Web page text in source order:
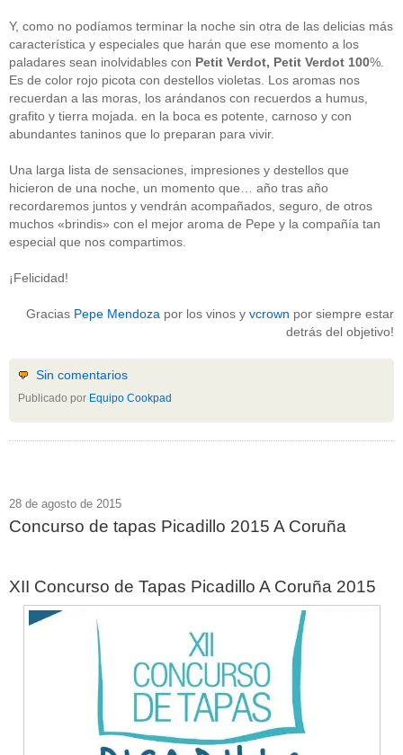
Y, como no podíamos terminar la noche sin otra de las delicias más
característica y especiales que harán que ese momento a los
paladares sean inolvidables con Petit Verdot, Petit Verdot 100%.
Es de color rojo picota con destellos violetas. Los aromas nos
recuerdan a las moras, los arándanos con recuerdos a humus,
grafito y tierra mojada. en la boca es potente, carnoso y con
abundantes taninos que lo preparan para vivir.
Una larga lista de sensaciones, impresiones y destellos que
hicieron de una noche, un momento que… año tras año
recordaremos juntos y vendrán acompañados, seguro, de otros
muchos «brindis» con el mejor aroma de Pepe y la compañía tan
especial que nos compartimos.
¡Felicidad!
Gracias Pepe Mendoza por los vinos y vcrown por siempre estar
detrás del objetivo!
Sin comentarios
Publicado por Equipo Cookpad
28 de agosto de 2015
Concurso de tapas Picadillo 2015 A Coruña
XII Concurso de Tapas Picadillo A Coruña 2015